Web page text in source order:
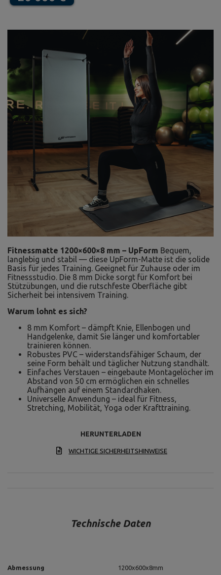
Fitnessmatte 1200×600×8 mm – UpForm Bequem,
langlebig und stabil — diese UpForm-Matte ist die solide
Basis für jedes Training. Geeignet für Zuhause oder im
Fitnessstudio. Die 8 mm Dicke sorgt für Komfort bei
Stützübungen, und die rutschfeste Oberfläche gibt
Sicherheit bei intensivem Training.
Warum lohnt es sich?
8 mm Komfort – dämpft Knie, Ellenbogen und
Handgelenke, damit Sie länger und komfortabler
trainieren können.
Robustes PVC – widerstandsfähiger Schaum, der
seine Form behält und täglicher Nutzung standhält.
Einfaches Verstauen – eingebaute Montagelöcher im
Abstand von 50 cm ermöglichen ein schnelles
Aufhängen auf einem Standardhaken.
Universelle Anwendung – ideal für Fitness,
Stretching, Mobilität, Yoga oder Krafttraining.
HERUNTERLADEN
WICHTIGE SICHERHEITSHINWEISE
Technische Daten
Abmessung 1200x600x8mm